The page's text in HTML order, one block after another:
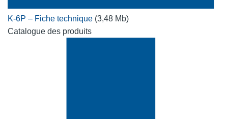
K-6P – Fiche technique (3,48 Mb)
Catalogue des produits